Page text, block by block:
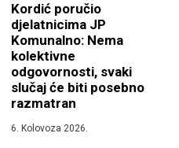
Kordić poručio
djelatnicima JP
Komunalno: Nema
kolektivne
odgovornosti, svaki
slučaj će biti posebno
razmatran
6. Kolovoza 2026.